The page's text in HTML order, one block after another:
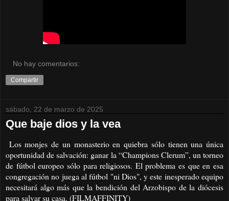
No hay comentarios:
Compartir
sábado, 22 de marzo de 2025
Que baje dios y la vea
Los monjes de un monasterio en quiebra sólo tienen una única
oportunidad de salvación: ganar la “Champions Clerum”, un torneo
de fútbol europeo sólo para religiosos. El problema es que en esa
congregación no juega al fútbol "ni Dios", y este inesperado equipo
necesitará algo más que la bendición del Arzobispo de la diócesis
para salvar su casa. (FILMAFFINITY)